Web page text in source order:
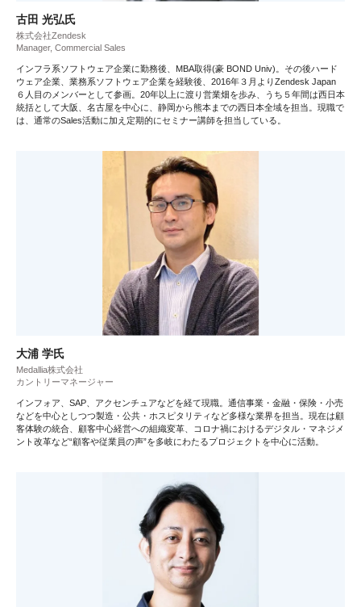
古田 光弘氏
株式会社Zendesk
Manager, Commercial Sales
インフラ系ソフトウェア企業に勤務後、MBA取得(豪 BOND Univ)。その後ハード
ウェア企業、業務系ソフトウェア企業を経験後、2016年３月よりZendesk Japan
６人目のメンバーとして参画。20年以上に渡り営業畑を歩み、うち５年間は西日本
統括として大阪、名古屋を中心に、静岡から熊本までの西日本全域を担当。現職で
は、通常のSales活動に加え定期的にセミナー講師を担当している。
大浦 学氏
Medallia株式会社
カントリーマネージャー
インフォア、SAP、アクセンチュアなどを経て現職。通信事業・金融・保険・小売
などを中心としつつ製造・公共・ホスピタリティなど多様な業界を担当。現在は顧
客体験の統合、顧客中心経営への組織変革、コロナ禍におけるデジタル・マネジメ
ント改革など“顧客や従業員の声”を多岐にわたるプロジェクトを中心に活動。